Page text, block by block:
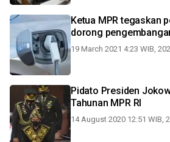
Ketua MPR tegaskan
dorong
19 March 2021 4:23 WIB,
Pidato Presiden
Tahunan MPR RI
14 August 2020 12:51 WIB,